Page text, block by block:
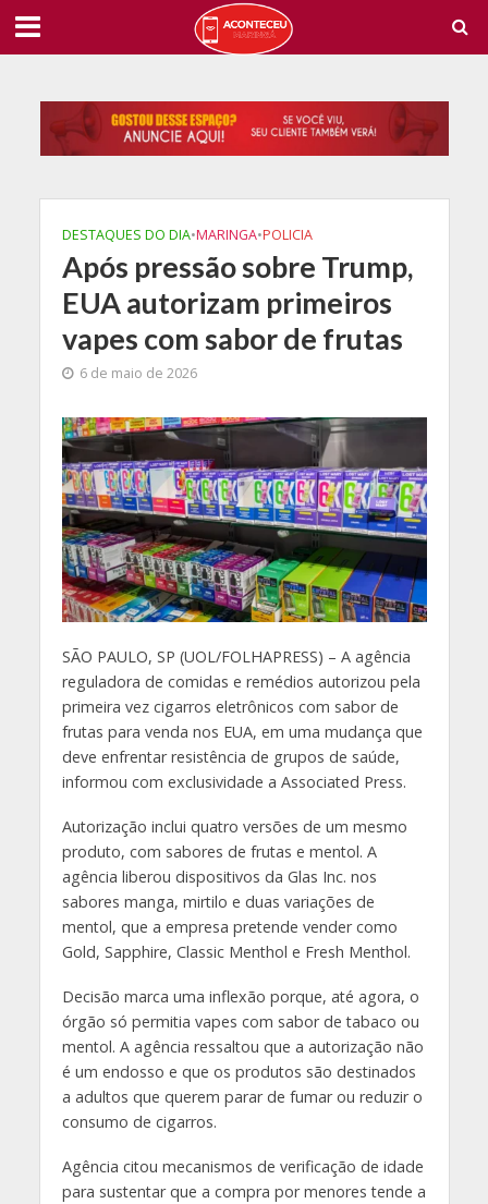
DESTAQUES DO DIA•MARINGA•POLICIA
Após pressão sobre Trump,
EUA autorizam primeiros
vapes com sabor de frutas
6 de maio de 2026
SÃO PAULO, SP (UOL/FOLHAPRESS) – A agência
reguladora de comidas e remédios autorizou pela
primeira vez cigarros eletrônicos com sabor de
frutas para venda nos EUA, em uma mudança que
deve enfrentar resistência de grupos de saúde,
informou com exclusividade a Associated Press.
Autorização inclui quatro versões de um mesmo
produto, com sabores de frutas e mentol. A
agência liberou dispositivos da Glas Inc. nos
sabores manga, mirtilo e duas variações de
mentol, que a empresa pretende vender como
Gold, Sapphire, Classic Menthol e Fresh Menthol.
Decisão marca uma inflexão porque, até agora, o
órgão só permitia vapes com sabor de tabaco ou
mentol. A agência ressaltou que a autorização não
é um endosso e que os produtos são destinados
a adultos que querem parar de fumar ou reduzir o
consumo de cigarros.
Agência citou mecanismos de verificação de idade
para sustentar que a compra por menores tende a